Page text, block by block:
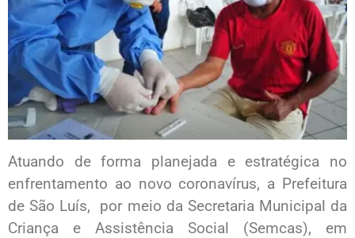
Atuando de forma planejada e estratégica no
enfrentamento ao novo coronavírus, a Prefeitura
de São Luís, por meio da Secretaria Municipal da
Criança e Assistência Social (Semcas), em